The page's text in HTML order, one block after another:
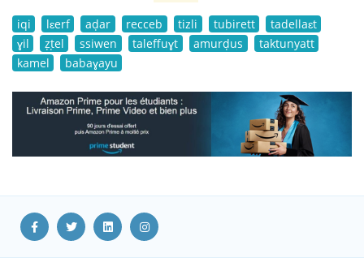
iqi lɛerf aḍar recceb tizli tubirett
tadellaɛt
ɣil
ẓṭel ssiwen taleffuɣt amurḍus
taktunyatt
kamel
babaɣayu